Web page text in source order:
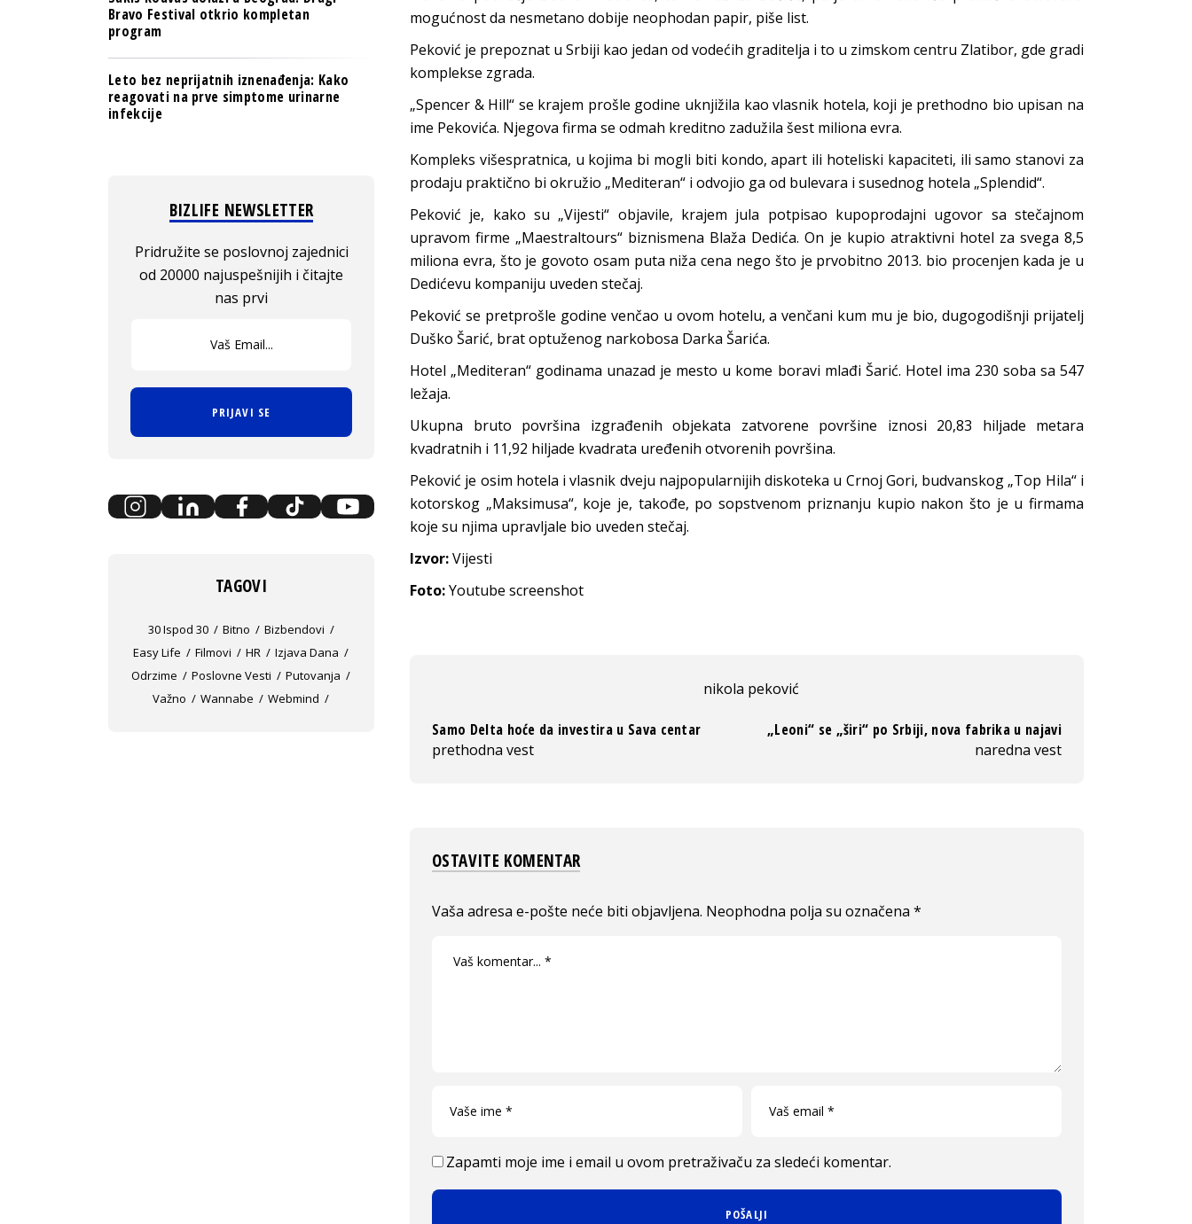
mogućnost da nesmetano dobije neophodan papir, piše list.
Peković je prepoznat u Srbiji kao jedan od vodećih graditelja i to u zimskom centru Zlatibor, gde gradi
komplekse zgrada.
„Spencer & Hill“ se krajem prošle godine uknjižila kao vlasnik hotela, koji je prethodno bio upisan na
ime Pekovića. Njegova firma se odmah kreditno zadužila šest miliona evra.
Kompleks višespratnica, u kojima bi mogli biti kondo, apart ili hoteliski kapaciteti, ili samo stanovi za
prodaju praktično bi okružio „Mediteran“ i odvojio ga od bulevara i susednog hotela „Splendid“.
Peković je, kako su „Vijesti“ objavile, krajem jula potpisao kupoprodajni ugovor sa stečajnom
upravom firme „Maestraltours“ biznismena Blaža Dedića. On je kupio atraktivni hotel za svega 8,5
miliona evra, što je govoto osam puta niža cena nego što je prvobitno 2013. bio procenjen kada je u
Dedićevu kompaniju uveden stečaj.
Peković se pretprošle godine venčao u ovom hotelu, a venčani kum mu je bio, dugogodišnji prijatelj
Duško Šarić, brat optuženog narkobosa Darka Šarića.
Hotel „Mediteran“ godinama unazad je mesto u kome boravi mlađi Šarić. Hotel ima 230 soba sa 547
ležaja.
Ukupna bruto površina izgrađenih objekata zatvorene površine iznosi 20,83 hiljade metara
kvadratnih i 11,92 hiljade kvadrata uređenih otvorenih površina.
Peković je osim hotela i vlasnik dveju najpopularnijih diskoteka u Crnoj Gori, budvanskog „Top Hila“ i
kotorskog „Maksimusa“, koje je, takođe, po sopstvenom priznanju kupio nakon što je u firmama
koje su njima upravljale bio uveden stečaj.
Izvor:Vijesti
Foto:Youtube screenshot
nikola peković
Samo Delta hoće da investira u Sava centar
prethodna vest
„Leoni“ se „širi“ po Srbiji, nova fabrika u najavi
naredna vest
OSTAVITE KOMENTAR
Vaša adresa e-pošte neće biti objavljena. Neophodna polja su označena *
Zapamti moje ime i email u ovom pretraživaču za sledeći komentar.
Bravo Festival otkrio kompletan
program
Leto bez neprijatnih iznenađenja: Kako
reagovati na prve simptome urinarne
infekcije
BIZLIFE NEWSLETTER
Pridružite se poslovnoj zajednici
od 20000 najuspešnijih i čitajte
nas prvi
PRIJAVI SE
TAGOVI
30 Ispod 30 Bitno
Bizbendovi
Easy Life
Filmovi HR
Izjava Dana
Odrzime
Poslovne Vesti
Putovanja
Važno
Wannabe Webmind